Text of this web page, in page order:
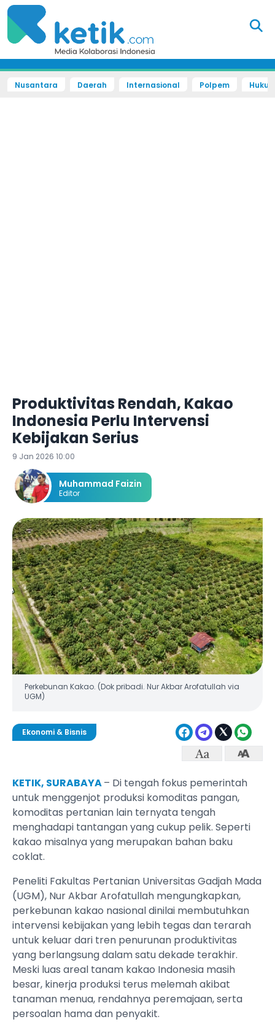
Nusantara Daerah Internasional Polpem
Produktivitas Rendah, Kakao
Indonesia Perlu Intervensi
Kebijakan Serius
9 Jan 2026 10:00
Muhammad Faizin
Editor
Perkebunan Kakao. (Dok pribadi. Nur Akbar Arofatullah via
UGM)
Ekonomi & Bisnis
KETIK, SURABAYA– Di tengah fokus pemerintah
untuk menggenjot produksi komoditas pangan,
komoditas pertanian lain ternyata tengah
menghadapi tantangan yang cukup pelik. Seperti
kakao misalnya yang merupakan bahan baku
coklat.
Peneliti Fakultas Pertanian Universitas Gadjah Mada
(UGM), Nur Akbar Arofatullah mengungkapkan,
perkebunan kakao nasional dinilai membutuhkan
intervensi kebijakan yang lebih tegas dan terarah
untuk keluar dari tren penurunan produktivitas
yang berlangsung dalam satu dekade terakhir.
Meski luas areal tanam kakao Indonesia masih
besar, kinerja produksi terus melemah akibat
tanaman menua, rendahnya peremajaan, serta
persoalan hama dan penyakit.